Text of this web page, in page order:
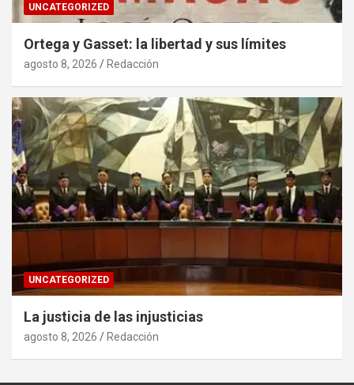
UNCATEGORIZED
Ortega y Gasset: la libertad y sus límites
agosto 8, 2026 Redacción
UNCATEGORIZED
La justicia de las injusticias
agosto 8, 2026 Redacción